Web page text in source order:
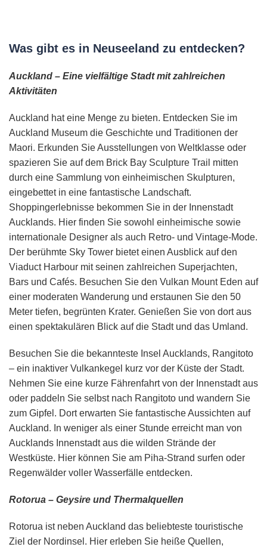
Was gibt es in Neuseeland zu entdecken?
Auckland – Eine vielfältige Stadt mit zahlreichen
Aktivitäten
Auckland hat eine Menge zu bieten. Entdecken Sie im
Auckland Museum die Geschichte und Traditionen der
Maori. Erkunden Sie Ausstellungen von Weltklasse oder
spazieren Sie auf dem Brick Bay Sculpture Trail mitten
durch eine Sammlung von einheimischen Skulpturen,
eingebettet in eine fantastische Landschaft.
Shoppingerlebnisse bekommen Sie in der Innenstadt
Aucklands. Hier finden Sie sowohl einheimische sowie
internationale Designer als auch Retro- und Vintage-Mode.
Der berühmte Sky Tower bietet einen Ausblick auf den
Viaduct Harbour mit seinen zahlreichen Superjachten,
Bars und Cafés. Besuchen Sie den Vulkan Mount Eden auf
einer moderaten Wanderung und erstaunen Sie den 50
Meter tiefen, begrünten Krater. Genießen Sie von dort aus
einen spektakulären Blick auf die Stadt und das Umland.
Besuchen Sie die bekannteste Insel Aucklands, Rangitoto
– ein inaktiver Vulkankegel kurz vor der Küste der Stadt.
Nehmen Sie eine kurze Fährenfahrt von der Innenstadt aus
oder paddeln Sie selbst nach Rangitoto und wandern Sie
zum Gipfel. Dort erwarten Sie fantastische Aussichten auf
Auckland. In weniger als einer Stunde erreicht man von
Aucklands Innenstadt aus die wilden Strände der
Westküste. Hier können Sie am Piha-Strand surfen oder
Regenwälder voller Wasserfälle entdecken.
Rotorua – Geysire und Thermalquellen
Rotorua ist neben Auckland das beliebteste touristische
Ziel der Nordinsel. Hier erleben Sie heiße Quellen,